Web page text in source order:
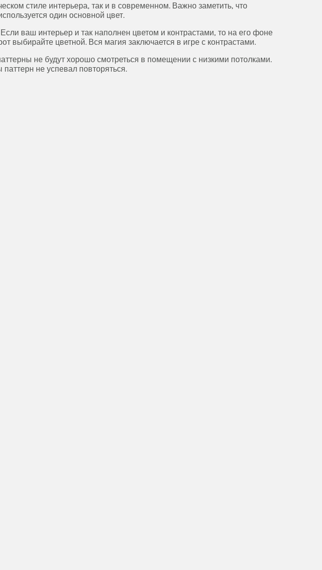
стиле интерьера, так и в современном. Важно заметить, что
один основной цвет.
ваш интерьер и так наполнен цветом и контрастами, то на его фоне
выбирайте цветной. Вся магия заключается в игре с контрастами.
не будут хорошо смотреться в помещении с низкими потолками.
не успевал повторяться.